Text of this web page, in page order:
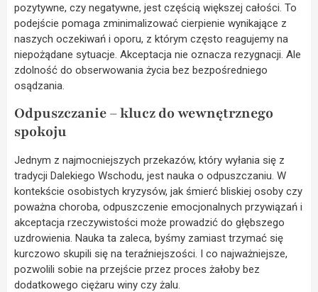
pozytywne, czy negatywne, jest częścią większej całości. To
podejście pomaga zminimalizować cierpienie wynikające z
naszych oczekiwań i oporu, z którym często reagujemy na
niepożądane sytuacje. Akceptacja nie oznacza rezygnacji. Ale
zdolność do obserwowania życia bez bezpośredniego
osądzania.
Odpuszczanie – klucz do wewnętrznego
spokoju
Jednym z najmocniejszych przekazów, który wyłania się z
tradycji Dalekiego Wschodu, jest nauka o odpuszczaniu. W
kontekście osobistych kryzysów, jak śmierć bliskiej osoby czy
poważna choroba, odpuszczenie emocjonalnych przywiązań i
akceptacja rzeczywistości może prowadzić do głębszego
uzdrowienia. Nauka ta zaleca, byśmy zamiast trzymać się
kurczowo skupili się na teraźniejszości. I co najważniejsze,
pozwolili sobie na przejście przez proces żałoby bez
dodatkowego ciężaru winy czy żalu.